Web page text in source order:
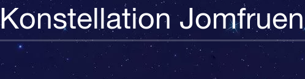
Konstellation Jomfruen